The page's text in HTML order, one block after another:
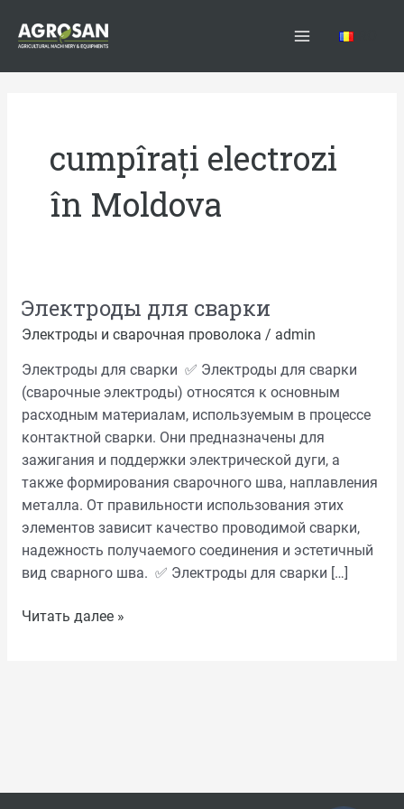
cumpîrați electrozi
în Moldova
Электроды для сварки​
Электроды и сварочная проволока / admin
Электроды для сварки ✅ Электроды для сварки
(сварочные электроды) относятся к основным
расходным материалам, используемым в процессе
контактной сварки. Они предназначены для
зажигания и поддержки электрической дуги, а
также формирования сварочного шва, наплавления
металла. От правильности использования этих
элементов зависит качество проводимой сварки,
надежность получаемого соединения и эстетичный
вид сварного шва. ✅ Электроды для сварки […]
Электроды
для
Читать далее »